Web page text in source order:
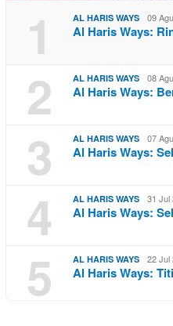
1 AL HARIS WAYS 09
Al Haris Ways:
2 AL HARIS WAYS 08
Al Haris Ways:
3 AL HARIS WAYS 07
Al Haris Ways:
4 AL HARIS WAYS 31 Jul
Al Haris Ways:
5 AL HARIS WAYS 22 Jul
Al Haris Ways: